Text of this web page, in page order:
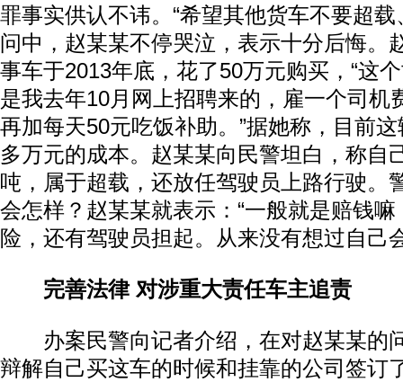
罪事实供认不讳。“希望其他货车不要超载
问中，赵某某不停哭泣，表示十分后悔。
事车于2013年底，花了50万元购买，“这
是我去年10月网上招聘来的，雇一个司机
再加每天50元吃饭补助。”据她称，目前
多万元的成本。赵某某向民警坦白，称自
吨，属于超载，还放任驾驶员上路行驶。
会怎样？赵某某就表示：“一般就是赔钱
险，还有驾驶员担起。从来没有想过自己
完善法律 对涉重大责任车主追责
办案民警向记者介绍，在对赵某某的
辩解自己买这车的时候和挂靠的公司签订